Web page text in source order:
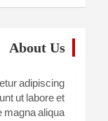
About Us
adipiscing
ut labore et
magna aliqua.